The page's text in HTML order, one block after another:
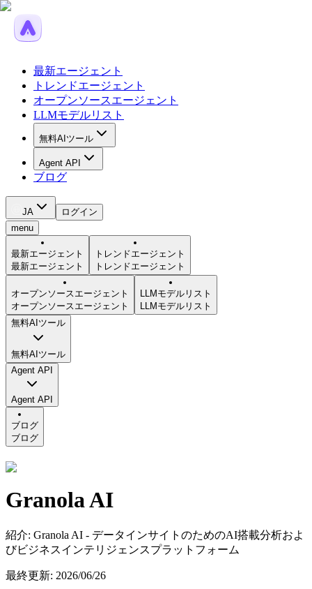
最新エージェント
トレンドエージェント
オープンソースエージェント
LLMモデルリスト
無料AIツール
Agent API
ブログ
JA
ログイン
menu
最新エージェント
最新エージェント
トレンドエージェント
トレンドエージェント
オープンソースエージェント
オープンソースエージェント
LLMモデルリスト
LLMモデルリスト
無料AIツール
無料AIツール
Agent API
Agent API
ブログ
ブログ
Granola AI
紹介: Granola AI - データインサイトのためのAI搭載分析およ
びビジネスインテリジェンスプラットフォーム
最終更新: 2026/06/26